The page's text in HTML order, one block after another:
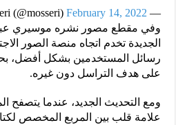
— Adam Mosseri (@mosseri)
February 14, 2022
وفي مقطع مصور نشره موسيري عبر
الجديدة تخدم اتجاه منصة الصور
رسائل المستخدمين بشكل أفضل،
على هدف التراسل دون غيره.
ومع التحديث الجديد، عندما يتصفح
علامة قلب بين المربع المخصص